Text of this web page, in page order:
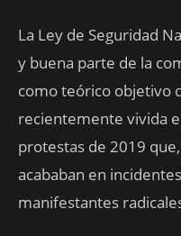
La Ley de Seguridad
y buena parte de la
como teórico objetivo
recientemente vivida
protestas de 2019
acababan en
manifestantes